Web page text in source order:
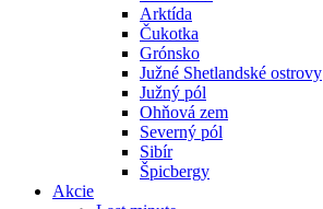
Arktída
Čukotka
Grónsko
Južné Shetlandské ostrovy
Južný pól
Ohňová zem
Severný pól
Sibír
Špicbergy
Akcie